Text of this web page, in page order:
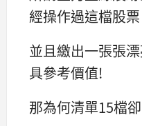
經操作過這檔股票
並且繳出一張張
具參考價值!
那為何清單15檔